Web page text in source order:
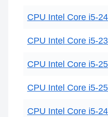
CPU Intel Core i5-
CPU Intel Core i5-
CPU Intel Core i5-
CPU Intel Core i5-
CPU Intel Core i5-